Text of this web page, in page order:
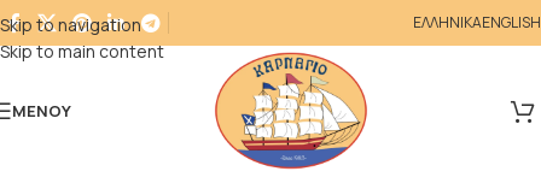
Skip to navigation
Skip to main content
ΕΛΛΗΝΙΚΑENGLISH
ΜΕΝΟΎ